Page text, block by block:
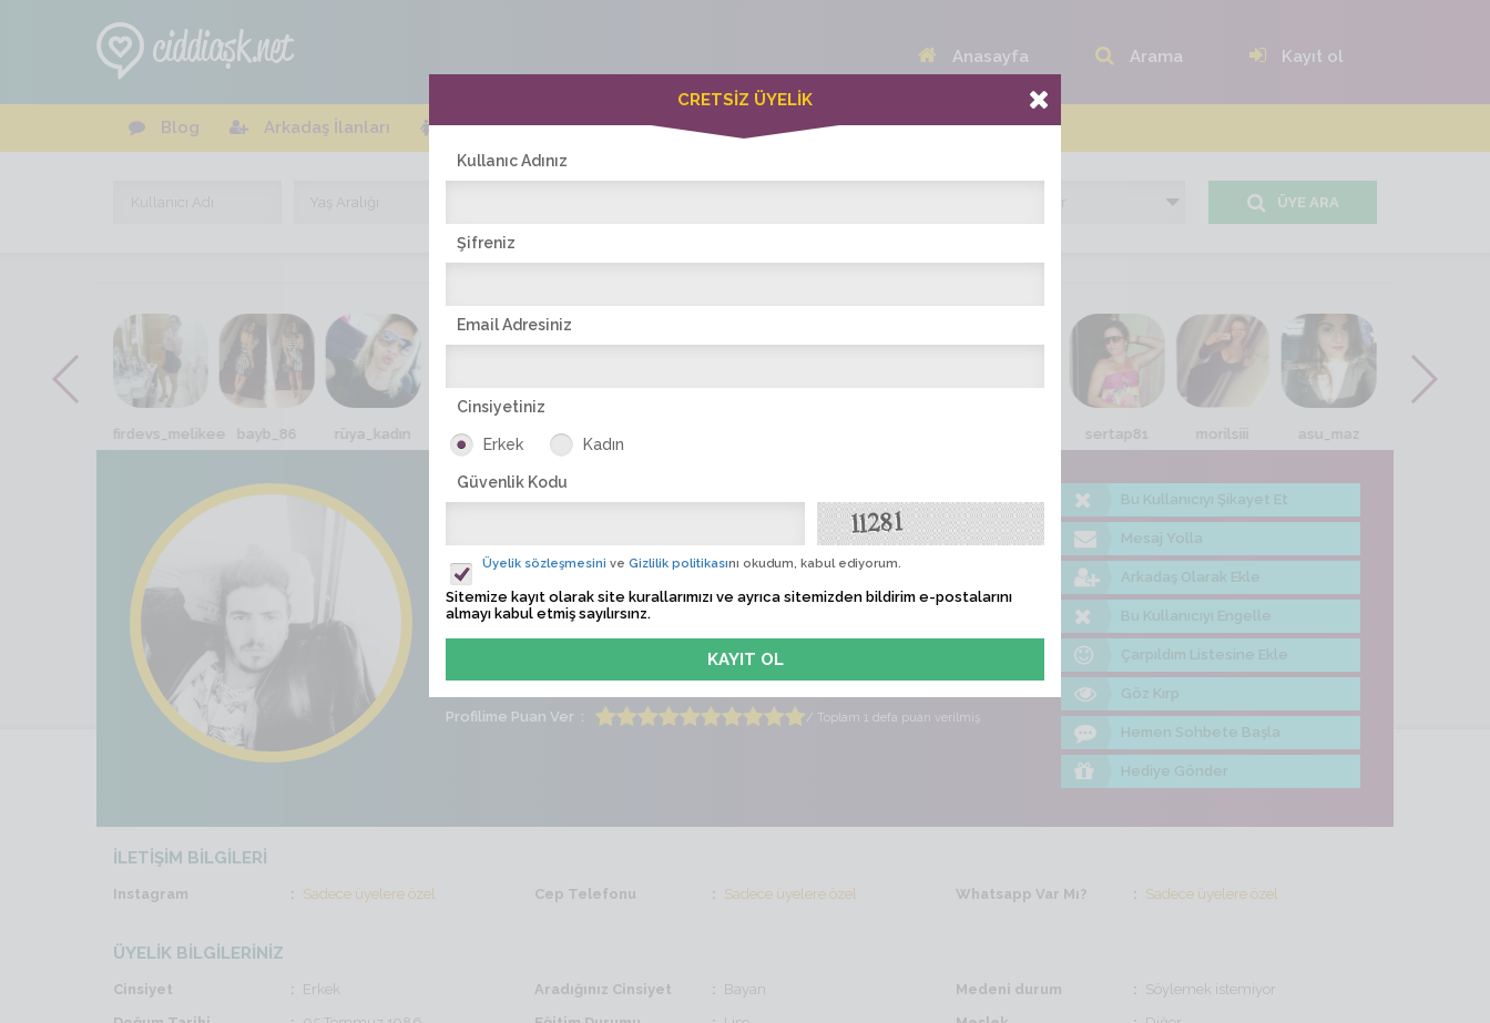
Anasayfa Arama Kayıt ol
Blog Arkadaş İlanları Online Bayanlar(273) Online Erkekler(365)
ÜYE ARA
firdevs_melikee bayb_86 rüya_kadın sisi5 Banu77 sertap81 morilsiii asu_maz
Utku1221 Albüme Bak
Ziyaret Tarihi Sadece üyelere özel
Son İşlem Zamanı Sadece üyelere özel
Profilime Puan Ver / Toplam 1 defa puan verilmiş
Bu Kullanıcıyı Şikayet Et
Mesaj Yolla
Arkadaş Olarak Ekle
Bu Kullanıcıyı Engelle
Çarpıldım Listesine Ekle
Göz Kırp
Hemen Sohbete Başla
Hediye Gönder
İLETİŞİM BİLGİLERİ
Instagram Sadece üyelere özel Cep Telefonu Sadece üyelere özel Whatsapp Var Mı? Sadece üyelere özel
ÜYELİK BİLGİLERİNİZ
Cinsiyet Erkek Aradığınız Cinsiyet Bayan Medeni durum
Söylemek istemiyor
CRETSİZ ÜYELİK
Kullanıc Adınız
Şifreniz
Email Adresiniz
Cinsiyetiniz
Erkek Kadın
Güvenlik Kodu
Üyelik sözleşmesini ve Gizlilik politikasını okudum, kabul ediyorum.
Sitemize kayıt olarak site kurallarımızı ve ayrıca sitemizden bildirim e-postalarını
almayı kabul etmiş sayılırsınz.